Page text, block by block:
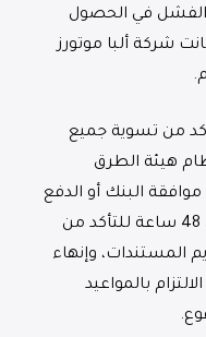
الفشل في الحصول
شركة ألبا موتورز
من تسوية جميع
هيئة الطرق
البنك أو الدفع
النقدي الكامل، يكون لدى المشتري 48 ساعة للتأكد من
المستندات، وإنهاء
بالمواعيد